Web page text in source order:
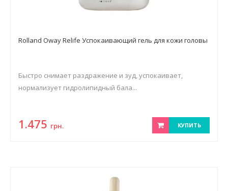
Rolland Oway Relife Успокаивающий гель для кожи головы
Быстро снимает раздражение и зуд, успокаивает,
нормализует гидролипидный бала...
1.475 грн. КУПИТЬ